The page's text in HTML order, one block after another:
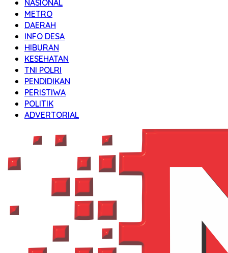
NASIONAL
METRO
DAERAH
INFO DESA
HIBURAN
KESEHATAN
TNI POLRI
PENDIDIKAN
PERISTIWA
POLITIK
ADVERTORIAL